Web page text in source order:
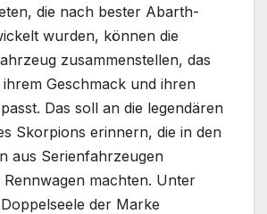
die nach bester Abarth-
wurden, können die
zusammenstellen, das
Geschmack und ihren
Das soll an die legendären
Skorpions erinnern, die in den
aus Serienfahrzeugen
machten. Unter
der Marke